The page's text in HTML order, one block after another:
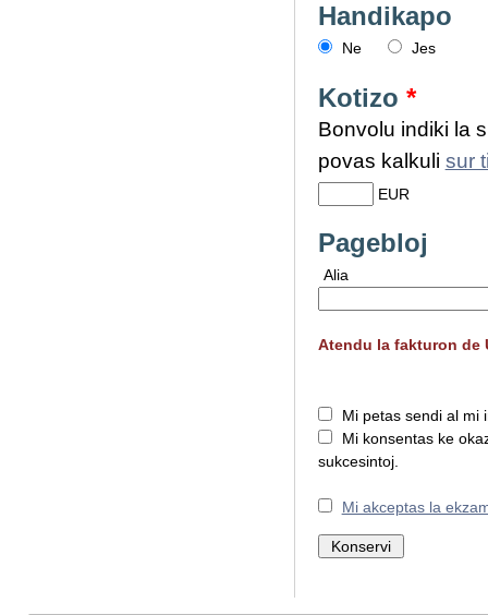
Handikapo
Ne Jes
Kotizo *
Bonvolu indiki la
povas kalkuli sur
EUR
Pagebloj
Alia
Atendu la fakturon de
Mi petas sendi al mi
Mi konsentas ke
sukcesintoj.
Mi akceptas la